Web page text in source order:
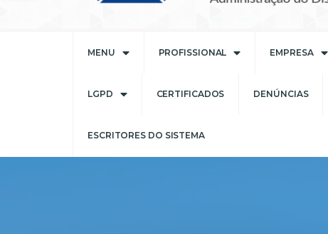
MENU PROFISSIONAL EMPRESA
LGPD CERTIFICADOS DENÚNCIAS
ESCRITORES DO SISTEMA